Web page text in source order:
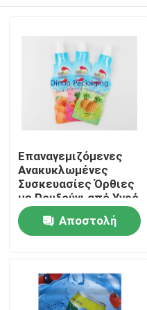
Σπίτι
Βίντεο
Επαναγεμιζόμενες
Ανακυκλωμένες
Συσκευασίες Όρθιες
με Ρουξούνι από Υγρό
Πλαστικό
Αποστολή